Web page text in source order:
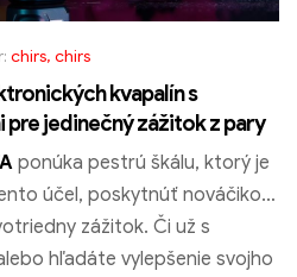
chirs, chirs
kvapalín s
jedinečný zážitok z pary
ponúka pestrú škálu, ktorý je
účel, poskytnúť nováčikom
zážitok. Či už s
hľadáte vylepšenie svojho